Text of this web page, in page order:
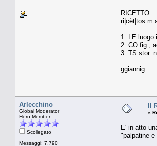
RICETTO
1. LE luogo
2. CO fig.,
3. TS stor.
ggiannig
Arlecchino
Global Moderator
Hero Member
Scollegato
Messaggi: 7.790
Il
«
E' in atto
"palpatine e